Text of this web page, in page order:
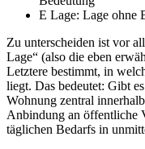
E Lage: Lage ohne
Zu unterscheiden ist vor
Lage“ (also die eben
Letztere bestimmt, in
liegt. Das bedeutet: Gibt
Wohnung zentral
Anbindung an öffentliche
täglichen Bedarfs in